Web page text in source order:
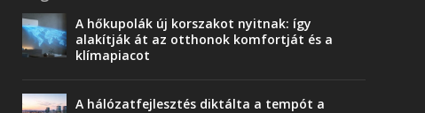
A hőkupolák új korszakot nyitnak: így
alakítják át az otthonok komfortját és a
klímapiacot
A hálózatfejlesztés diktálta a tempót a